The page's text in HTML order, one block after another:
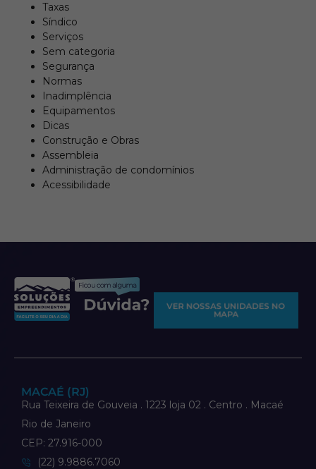
Taxas
Síndico
Serviços
Sem categoria
Segurança
Normas
Inadimplência
Equipamentos
Dicas
Construção e Obras
Assembleia
Administração de condomínios
Acessibilidade
VER NOSSAS UNIDADES NO
MAPA
MACAÉ (RJ)
Rua Teixeira de Gouveia . 1223 loja 02 . Centro . Macaé
Rio de Janeiro
CEP: 27.916-000
(22) 9.9886.7060